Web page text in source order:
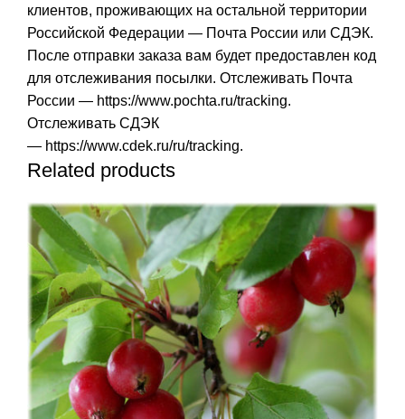
клиентов, проживающих на остальной территории
Российской Федерации — Почта России или СДЭК.
После отправки заказа вам будет предоставлен код
для отслеживания посылки. Отслеживать Почта
России — https://www.pochta.ru/tracking.
Отслеживать СДЭК
— https://www.cdek.ru/ru/tracking.
Related products